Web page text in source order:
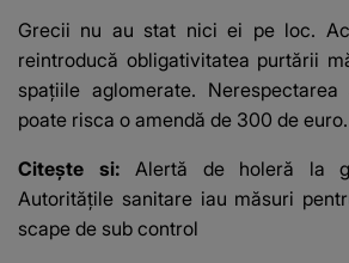
"În urma..."
Grecii nu au stat nici ei pe loc.
reintroducă obligativitatea purtării
spațiile aglomerate.
poate risca o amendă de 300 de euro.
Citește si:Alertă de holeră la
Autoritățile sanitare iau măsuri
scape de sub control